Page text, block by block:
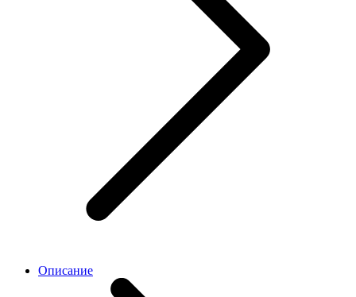
Описание